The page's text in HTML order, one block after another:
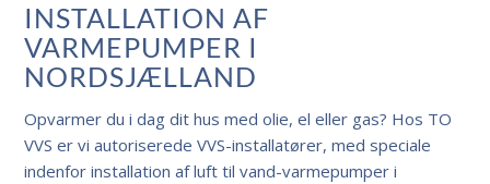
INSTALLATION AF
VARMEPUMPER I
NORDSJÆLLAND
Opvarmer du i dag dit hus med olie, el eller gas? Hos TO
VVS er vi autoriserede VVS-installatører, med speciale
indenfor installation af luft til vand-varmepumper i